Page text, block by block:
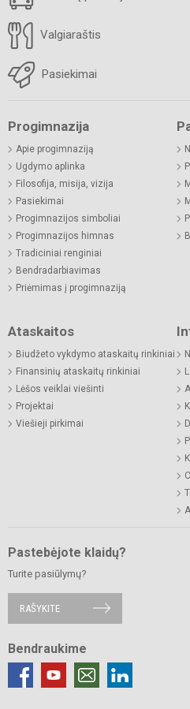
Valgiaraštis
Pasiekimai
Progimnazija
Apie progimnaziją
Ugdymo aplinka
Filosofija, misija, vizija
Pasiekimai
Progimnazijos simboliai
Progimnazijos himnas
Tradiciniai renginiai
Bendradarbiavimas
Priėmimas į progimnaziją
Ataskaitos
Biudžeto vykdymo ataskaitų rinkiniai
Finansinių ataskaitų rinkiniai
Lėšos veiklai viešinti
Projektai
Viešieji pirkimai
Pastebėjote klaidų?
Turite pasiūlymų?
RAŠYKITE
Bendraukime